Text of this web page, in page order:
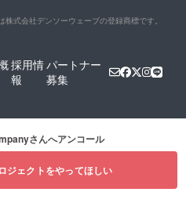
株式会社デンソーウェーブの登録商標です。
採用情
報
パートナー
募集
さんへアンコール
ジェクトをやってほしい